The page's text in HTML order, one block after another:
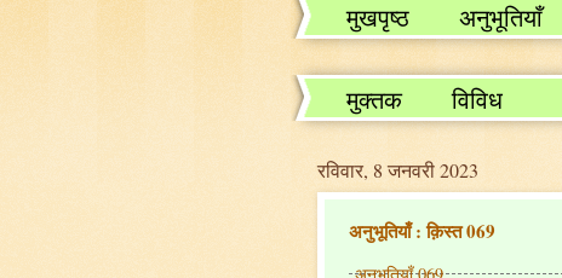
मुखपृष्ठ अनुभूतियाँ
विविध
मुक्तक
विविध
रविवार, 8 जनवरी 2023
अनुभूतियाँ : क़िस्त 069